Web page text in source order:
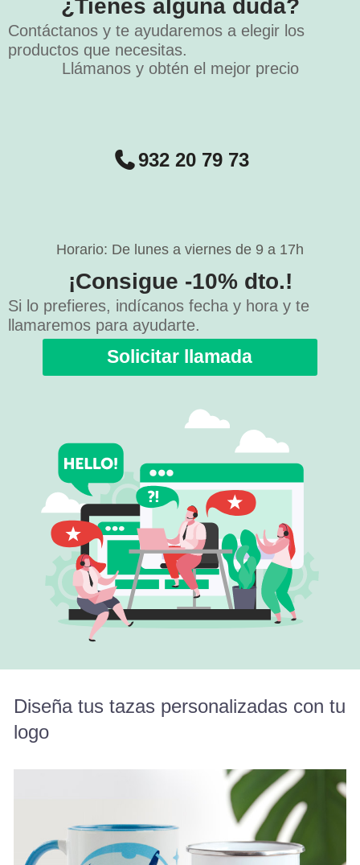
¿Tienes alguna duda?
Contáctanos y te ayudaremos a elegir los
productos que necesitas.
Llámanos y obtén el mejor precio
932 20 79 73
Horario: De lunes a viernes de 9 a 17h
¡Consigue -10% dto.!
Si lo prefieres, indícanos fecha y hora y te
llamaremos para ayudarte.
Solicitar llamada
Diseña tus tazas personalizadas con tu
logo